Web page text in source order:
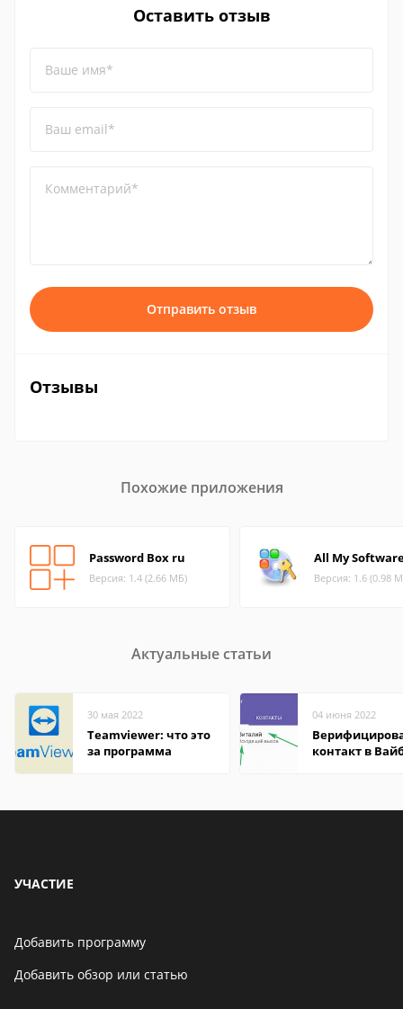
Оставить отзыв
Ваше имя*
Ваш email*
Комментарий*
Отправить отзыв
Отзывы
Похожие приложения
Password Box ru
Версия: 1.4 (2.66 МБ)
All My
Версия: 1.6 (0.98
Актуальные статьи
30 мая 2022
Teamviewer: что это
за программа
04 июня 2022
контакт в
УЧАСТИЕ
Добавить программу
Добавить обзор или статью